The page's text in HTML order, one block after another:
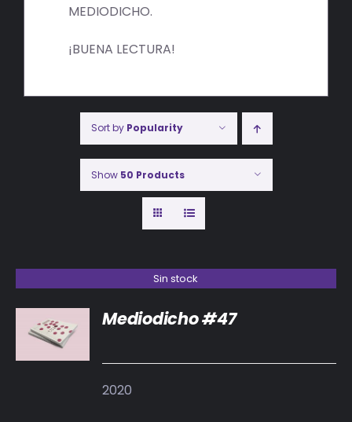
MEDIODICHO.
¡BUENA LECTURA!
Sort by Popularity
Show 50 Products
Sin stock
DETALLES
Mediodicho #47
2020